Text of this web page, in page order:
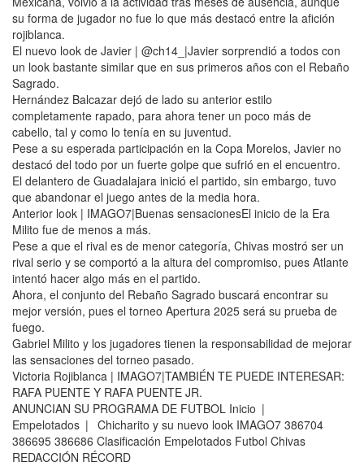
su forma de jugador no fue lo que más destacó entre la afición
rojiblanca.
El nuevo look de Javier | @ch14_|Javier sorprendió a todos con
un look bastante similar que en sus primeros años con el Rebaño
Sagrado.
Hernández Balcazar dejó de lado su anterior estilo
completamente rapado, para ahora tener un poco más de
cabello, tal y como lo tenía en su juventud.
Pese a su esperada participación en la Copa Morelos, Javier no
destacó del todo por un fuerte golpe que sufrió en el encuentro.
El delantero de Guadalajara inició el partido, sin embargo, tuvo
que abandonar el juego antes de la media hora.
Anterior look | IMAGO7|Buenas sensacionesEl inicio de la Era
Milito fue de menos a más.
Pese a que el rival es de menor categoría, Chivas mostró ser un
rival serio y se comportó a la altura del compromiso, pues Atlante
intentó hacer algo más en el partido.
Ahora, el conjunto del Rebaño Sagrado buscará encontrar su
mejor versión, pues el torneo Apertura 2025 será su prueba de
fuego.
Gabriel Milito y los jugadores tienen la responsabilidad de mejorar
las sensaciones del torneo pasado.
Victoria Rojiblanca | IMAGO7|TAMBIÉN TE PUEDE INTERESAR:
RAFA PUENTE Y RAFA PUENTE JR.
ANUNCIAN SU PROGRAMA DE FUTBOL Inicio |
Empelotados | Chicharito y su nuevo look IMAGO7 386704
386695 386686 Clasificación Empelotados Futbol Chivas
REDACCIÓN RÉCORD